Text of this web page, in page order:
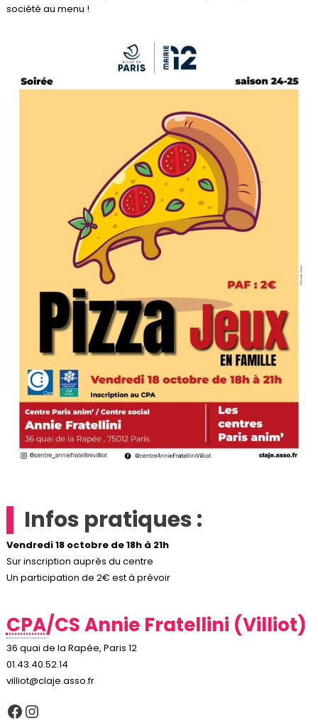
société au menu !
Infos pratiques :
Vendredi 18 octobre de 18h à 21h
Sur inscription auprès du centre
Un participation de 2€ est à prévoir
CPA/CS Annie Fratellini (Villiot)
36 quai de la Rapée, Paris 12
01.43.40.52.14
villiot@claje.asso.fr
Facebook
Instagram